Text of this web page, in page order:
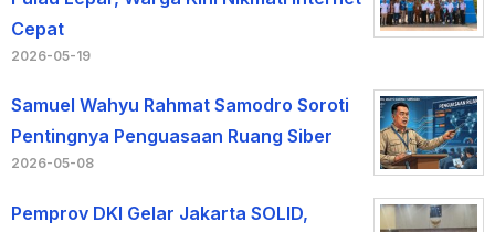
Cepat
2026-05-19
Samuel Wahyu Rahmat Samodro Soroti
Pentingnya Penguasaan Ruang Siber
2026-05-08
Pemprov DKI Gelar Jakarta SOLID,